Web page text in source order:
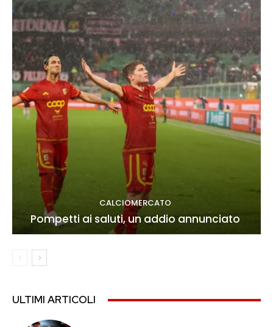
CALCIOMERCATO
Pompetti ai saluti, un addio annunciato
ULTIMI ARTICOLI